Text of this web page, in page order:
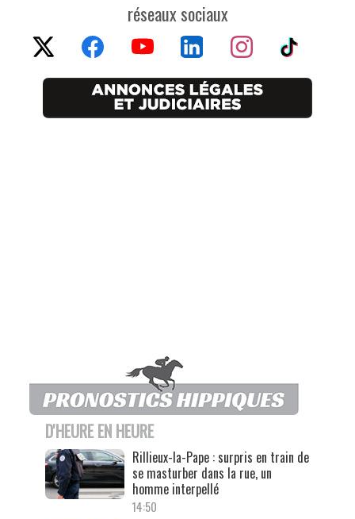
réseaux sociaux
D'HEURE EN HEURE
Rillieux-la-Pape : surpris en train de
se masturber dans la rue, un
homme interpellé
14:50